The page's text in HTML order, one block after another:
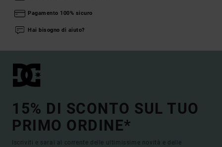
Pagamento 100% sicuro
Hai bisogno di aiuto?
15% DI SCONTO SUL TUO
PRIMO ORDINE*
Iscriviti e sarai al corrente delle ultimissime novità e delle